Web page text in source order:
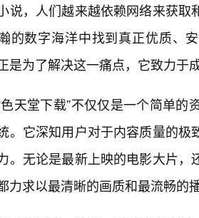
说，人们越来越依赖网络来获
的数字海洋中找到真正优质、
是为了解决这一痛点，它致力于
色天堂下载”不仅仅是一个简单
。它深知用户对于内容质量的
。无论是最新上映的电影大片
力求以最清晰的画质和最流畅的